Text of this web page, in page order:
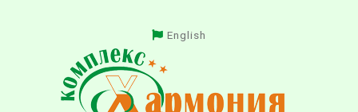
English